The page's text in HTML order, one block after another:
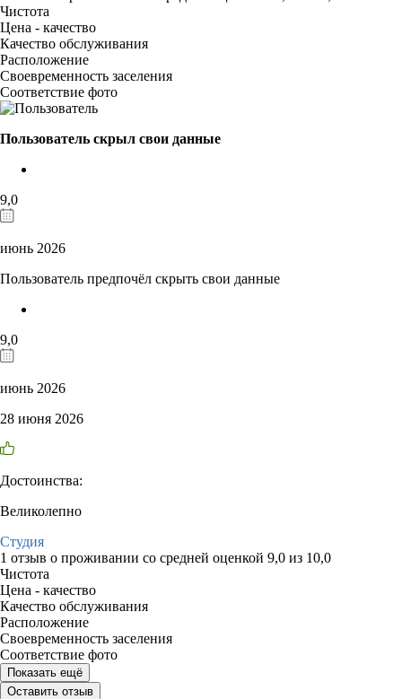
Чистота
Цена - качество
Качество обслуживания
Расположение
Своевременность заселения
Соответствие фото
Пользователь скрыл свои данные
9,0
июнь 2026
Пользователь предпочёл скрыть свои данные
9,0
июнь 2026
28 июня 2026
Достоинства:
Великолепно
Студия
1 отзыв о проживании со средней оценкой 9,0 из 10,0
Чистота
Цена - качество
Качество обслуживания
Расположение
Своевременность заселения
Соответствие фото
Показать ещё
Оставить отзыв